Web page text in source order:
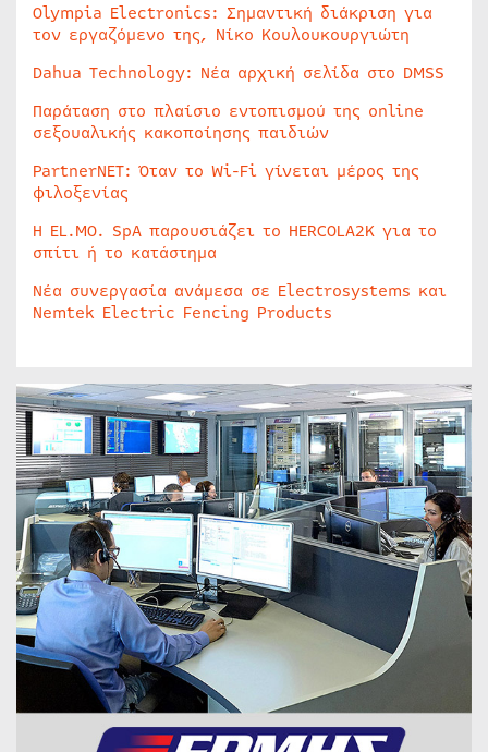
Olympia Electronics: Σημαντική διάκριση για
τον εργαζόμενο της, Νίκο Κουλουκουργιώτη
Dahua Technology: Νέα αρχική σελίδα στο DMSS
Παράταση στο πλαίσιο εντοπισμού της online
σεξουαλικής κακοποίησης παιδιών
PartnerNET: Όταν το Wi-Fi γίνεται μέρος της
φιλοξενίας
Η EL.MO. SpA παρουσιάζει το HERCOLA2K για το
σπίτι ή το κατάστημα
Νέα συνεργασία ανάμεσα σε Electrosystems και
Nemtek Electric Fencing Products